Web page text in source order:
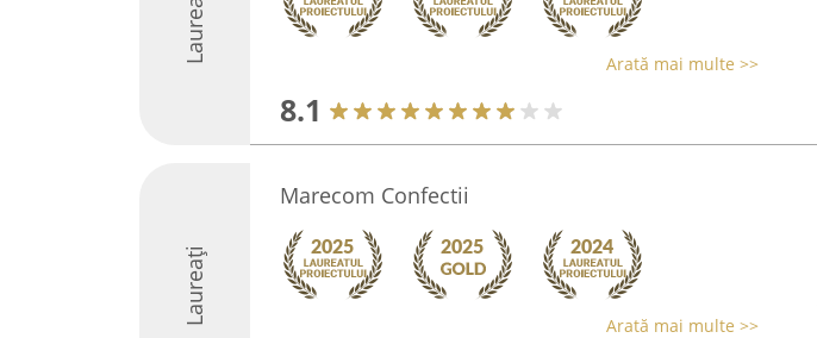
Laureați Arată mai multe >>
8.1
Laureați
Marecom Confectii
Arată mai multe >>